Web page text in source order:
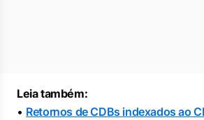
Leia também:
• Retornos de CDBs indexados ao